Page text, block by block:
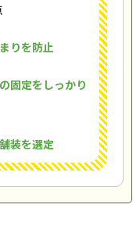
りを防止
固定をしっかり
装を選定